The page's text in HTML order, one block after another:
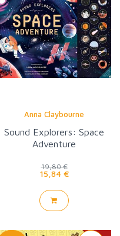
Anna Claybourne
Sound Explorers: Space
Adventure
19,80 €
15,84 €